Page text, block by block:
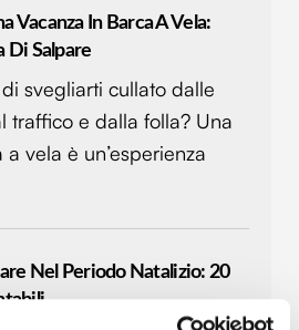
Vacanza In Barca A Vela:
Di Salpare
svegliarti cullato dalle
traffico e dalla folla? Una
vela è un’esperienza
Nel Periodo Natalizio: 20